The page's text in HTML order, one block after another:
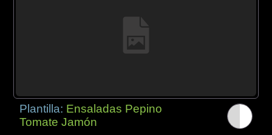
Plantilla: Ensaladas Pepino
Tomate Jamón